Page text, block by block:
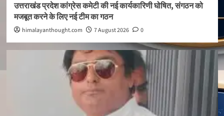
उत्तराखंड प्रदेश कांग्रेस कमेटी की नई कार्यकारिणी घोषित, संगठन को
मजबूत करने के लिए नई टीम का गठन
himalayanthought.com 7 August 2026 0